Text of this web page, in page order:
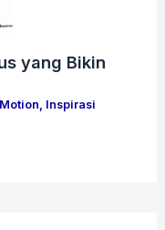
yang Bikin
, Inspirasi